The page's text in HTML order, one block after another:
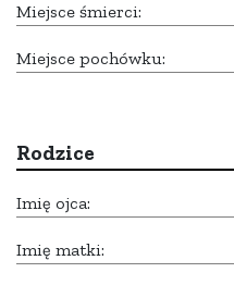
Miejsce śmierci:
Miejsce pochówku:
Rodzice
Imię ojca:
Imię matki: